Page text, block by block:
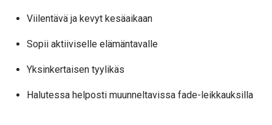
Viilentävä ja kevyt kesäaikaan
Sopii aktiiviselle elämäntavalle
Yksinkertaisen tyylikäs
Halutessa helposti muunneltavissa fade-leikkauksilla